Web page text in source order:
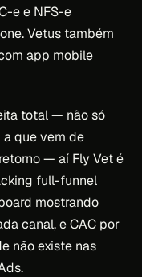
e e NFS-e
Vetus também
app mobile
total — não só
a que vem de
— aí Fly Vet é
full-funnel
mostrando
canal, e CAC por
não existe nas